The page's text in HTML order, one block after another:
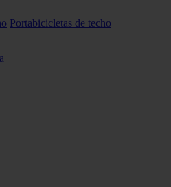
Portabicicletas de techo